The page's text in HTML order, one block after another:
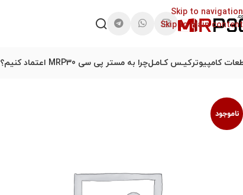
Skip to navigation
Skip to main content
کامپیوترکیـس کـامـلچرا به مستر پی سی MRP30 اعتماد کنیم؟
ناموجود